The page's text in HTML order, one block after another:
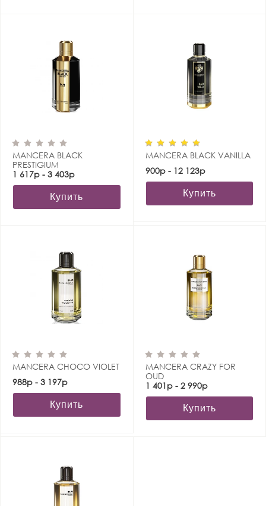
MANCERA BLACK
PRESTIGIUM
1 617р - 3 403р
Купить
MANCERA BLACK VANILLA
900р - 12 123р
Купить
MANCERA CHOCO VIOLET
988р - 3 197р
Купить
MANCERA CRAZY FOR
OUD
1 401р - 2 990р
Купить